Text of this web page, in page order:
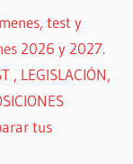
test y
2026 y 2027.
, LEGISLACIÓN,
tus